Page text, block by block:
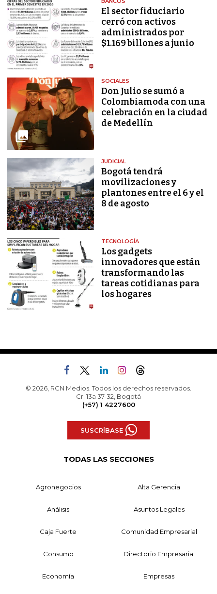
El sector fiduciario
cerró con activos
administrados por
$1.169 billones a junio
SOCIALES
Don Julio se sumó a
Colombiamoda con una
celebración en la ciudad
de Medellín
JUDICIAL
Bogotá tendrá
movilizaciones y
plantones entre el 6 y el
8 de agosto
TECNOLOGÍA
Los gadgets
innovadores que están
transformando las
tareas cotidianas para
los hogares
© 2026, RCN Medios. Todos los derechos reservados.
Cr. 13a 37-32, Bogotá
(+57) 1 4227600
SUSCRÍBASE
TODAS LAS SECCIONES
Agronegocios Alta Gerencia
Análisis Asuntos Legales
Caja Fuerte Comunidad Empresarial
Consumo Directorio Empresarial
Economía Empresas